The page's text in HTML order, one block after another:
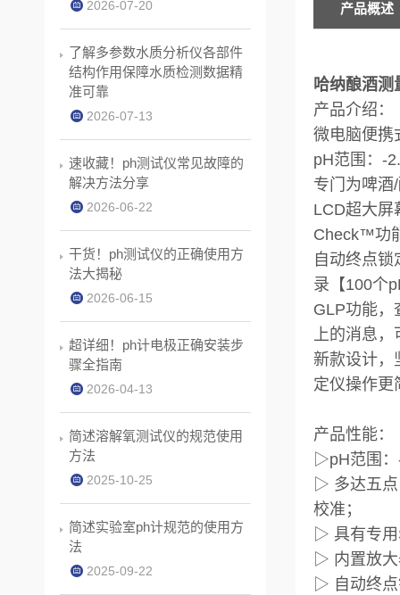
产品概述
哈纳酿酒测
产品介绍：
微电脑便携
pH范围：-
专门为啤酒
LCD超大屏
Check™功
自动终点
录【100个
GLP功能，
上的消息，
新款设计，
定仪操作更
产品性能：
▷pH范围：
▷ 多达五点
校准；
▷ 具有专
▷ 内置放大
▷ 自动终点
2026-07-20
了解多参数水质分析仪各部件
结构作用保障水质检测数据精
准可靠
2026-07-13
速收藏！ph测试仪常见故障的
解决方法分享
2026-06-22
干货！ph测试仪的正确使用方
法大揭秘
2026-06-15
超详细！ph计电极正确安装步
骤全指南
2026-04-13
简述溶解氧测试仪的规范使用
方法
2025-10-25
简述实验室ph计规范的使用方
法
2025-09-22